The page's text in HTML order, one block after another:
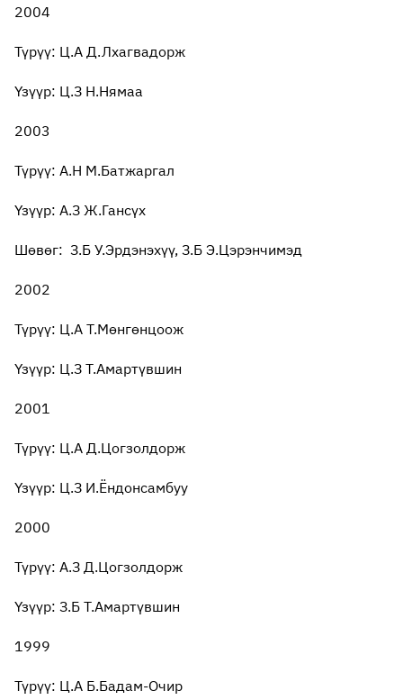
2004
Түрүү: Ц.А Д.Лхагвадорж
Үзүүр: Ц.З Н.Нямаа
2003
Түрүү: А.Н М.Батжаргал
Үзүүр: А.З Ж.Гансүх
Шөвөг: З.Б У.Эрдэнэхүү, З.Б Э.Цэрэнчимэд
2002
Түрүү: Ц.А Т.Мөнгөнцоож
Үзүүр: Ц.З Т.Амартүвшин
2001
Түрүү: Ц.А Д.Цогзолдорж
Үзүүр: Ц.З И.Ёндонсамбуу
2000
Түрүү: А.З Д.Цогзолдорж
Үзүүр: З.Б Т.Амартүвшин
1999
Түрүү: Ц.А Б.Бадам-Очир